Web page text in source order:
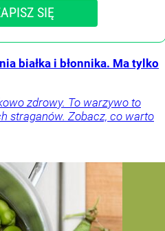
SIĘ
białka i błonnika. Ma tylko
zdrowy. To warzywo to
straganów. Zobacz, co warto